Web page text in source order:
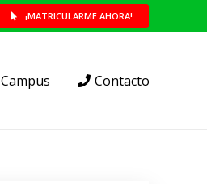
¡MATRICULARME AHORA!
Campus Contacto